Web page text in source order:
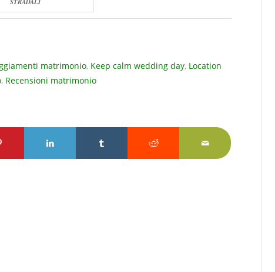
matrimonio, Keep calm wedding day, Location
, Recensioni matrimonio